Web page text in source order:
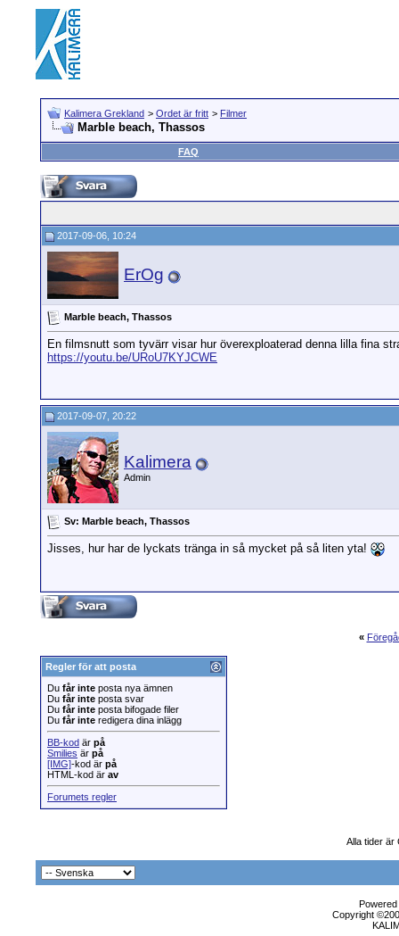
Kalimera Grekland > Ordet är fritt > Filmer
Marble beach, Thassos
FAQ
2017-09-06, 10:24
ErOg
Marble beach, Thassos
En filmsnutt som tyvärr visar hur överexploaterad denna lilla fina
https://youtu.be/URoU7KYJCWE
2017-09-07, 20:22
Kalimera
Admin
Sv: Marble beach, Thassos
Jisses, hur har de lyckats tränga in så mycket på så liten yta!
«
Regler för att posta
Du får inte posta nya ämnen
Du får inte posta svar
Du får inte posta bifogade filer
Du får inte redigera dina inlägg
BB-kod är på
Smilies är på
[IMG]-kod är på
HTML-kod är av
Forumets regler
Alla tider är
Copyright